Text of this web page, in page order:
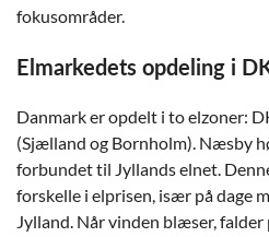
fokusområder.
Elmarkedets opdeling i
Danmark er opdelt i to elzoner:
(Sjælland og Bornholm). Næsby
forbundet til Jyllands elnet.
forskelle i elprisen, især på dage
Jylland. Når vinden blæser,